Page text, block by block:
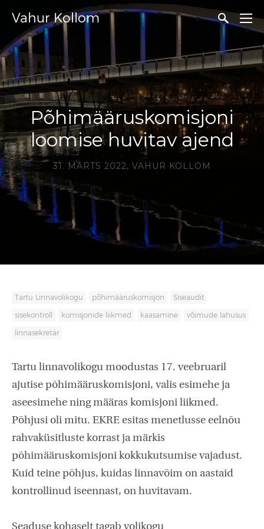
Vahur Kollom
Põhimääruskomisjoni
loomise huvitav ajend
31. MÄRTS 2022, VAHUR KOLLOM
Tartu Linnavolikogu põhimääruskomisjon Siseaudit
sisekontroll komisjonide liikmed kaasamine võimude lahusus
linnasekretär
Tartu linnavolikogu moodustas 17. veebruaril
ajutise põhimääruskomisjoni, valis esimehe ja
aseesimehe ning määras komisjoni liikmed.
Põhjusi oli mitu. EKRE esitas menetlusse eelnõu
rahvaküsitluste korrast ja märkis
põhimääruskomisjoni kokkukutsumise vajadust.
Kuid teine põhjus, kuidas linnavõim on aastaid
kontrollinud iseennast, on huvitavam.